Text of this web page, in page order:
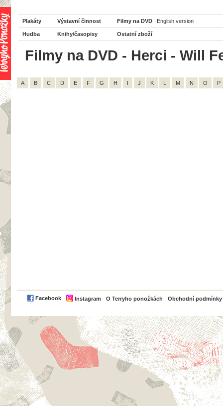
Plakáty Výstavní činnost Filmy na DVD English version
Hudba Knihy/časopisy Ostatní zboží
Filmy na DVD - Herci - Will
A B C D E F G H I J K L M N O P
Facebook Instagram O Terryho ponožkách Obchodní podmínky
PayPal